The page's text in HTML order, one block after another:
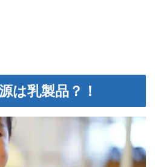
は乳製品？！